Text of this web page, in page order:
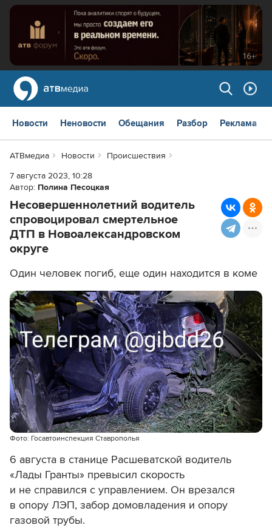
Новости Неновости Обещания Разбор Реклама
АТВмедиа Новости
Происшествия
7 августа 2023, 10:28
Автор: Полина Песоцкая
Несовершеннолетний водитель
спровоцировал смертельное
ДТП в Новоалександровском
округе
Один человек погиб, еще один находится в коме
Фото: Госавтоинспекция Ставрополья
6 августа в станице Расшеватской водитель
«Лады Гранты» превысил скорость
и не справился с управлением. Он врезался
в опору ЛЭП, забор домовладения и опору
газовой трубы.